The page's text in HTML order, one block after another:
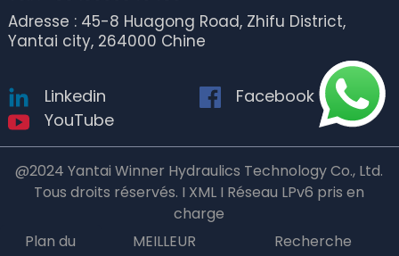
Adresse : 45-8 Huagong Road, Zhifu District,
Yantai city, 264000 Chine
Linkedin
Facebook
YouTube
@2024 Yantai Winner Hydraulics Technology Co., Ltd.
Tous droits réservés. I XML I Réseau LPv6 pris en
charge
Plan du
MEILLEUR
Recherche